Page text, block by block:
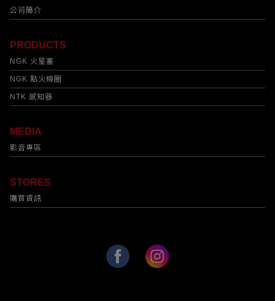
公司簡介
PRODUCTS
NGK 火星塞
NGK 點火線圈
NTK 感知器
MEDIA
影音專區
STORES
購買資訊